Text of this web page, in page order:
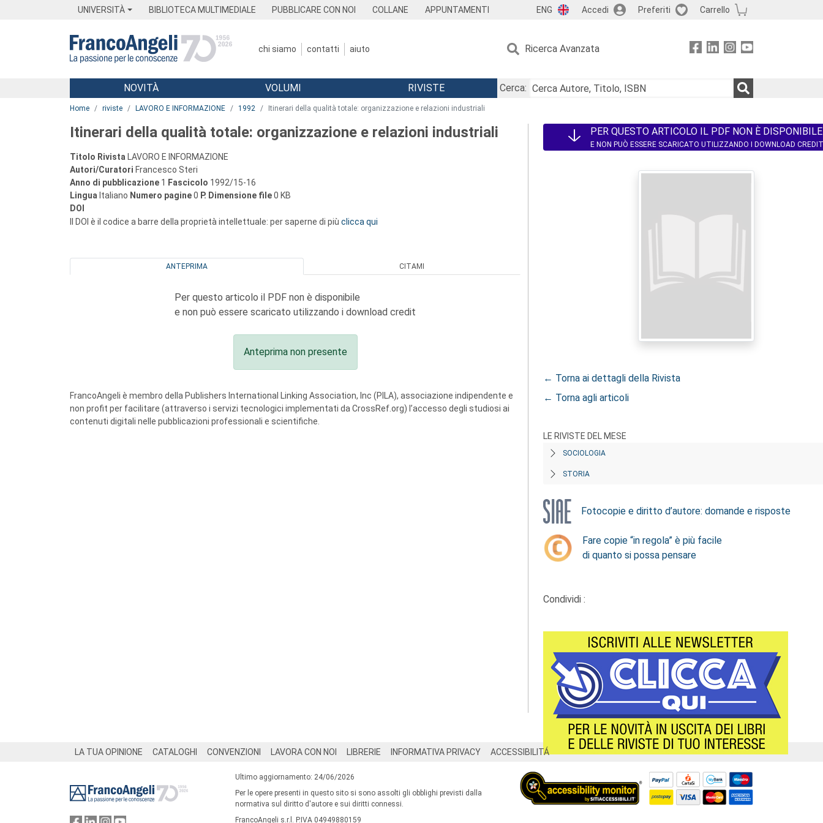
UNIVERSITÀ BIBLIOTECA MULTIMEDIALE PUBBLICARE CON NOI COLLANE APPUNTAMENTI ENG Accedi Preferiti Carrello
chi siamo contatti aiuto Ricerca Avanzata
Menu
NOVITÀ VOLUMI RIVISTE
Cerca:
Home riviste LAVORO E INFORMAZIONE 1992 Itinerari della qualità totale: organizzazione e relazioni industriali
Itinerari della qualità totale: organizzazione e relazioni industriali
Titolo Rivista LAVORO E INFORMAZIONE
Autori/Curatori Francesco Steri
Anno di pubblicazione 1 Fascicolo 1992/15-16
Lingua Italiano Numero pagine0 P. Dimensione file0 KB
DOI
Il DOI è il codice a barre della proprietà intellettuale: per saperne di più clicca qui
ANTEPRIMA CITAMI
Per questo articolo il PDF non è disponibile
e non può essere scaricato utilizzando i download credit
Anteprima non presente
FrancoAngeli è membro della Publishers International Linking Association, Inc (PILA), associazione indipendente e
non profit per facilitare (attraverso i servizi tecnologici implementati da CrossRef.org) l’accesso degli studiosi ai
contenuti digitali nelle pubblicazioni professionali e scientifiche.
PER QUESTO ARTICOLO IL PDF NON È DISPONIBILE
E NON PUÒ ESSERE SCARICATO UTILIZZANDO I DOWNLOAD CREDIT
← Torna ai dettagli della Rivista
← Torna agli articoli
LE RIVISTE DEL MESE
SOCIOLOGIA
STORIA
Fotocopie e diritto d’autore: domande e risposte
Fare copie “in regola” è più facile
di quanto si possa pensare
Condividi :
LA TUA OPINIONE CATALOGHI CONVENZIONI LAVORA CON NOI LIBRERIE INFORMATIVA PRIVACY ACCESSIBILITÁ
Ultimo aggiornamento: 24/06/2026
Per le opere presenti in questo sito si sono assolti gli obblighi previsti dalla
normativa sul diritto d'autore e sui diritti connessi.
FrancoAngeli s.r.l. P.IVA 04949880159